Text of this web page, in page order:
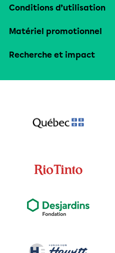
Conditions d’utilisation
Matériel promotionnel
Recherche et impact